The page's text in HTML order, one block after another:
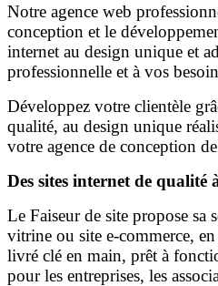
Notre agence web
conception et le
internet au design unique et
professionnelle et à vos
Développez votre clientèle
qualité, au design unique
votre agence de conception
Des sites internet de qualité
Le Faiseur de site propose sa
vitrine ou site e-commerce,
livré clé en main, prêt à
pour les entreprises, les